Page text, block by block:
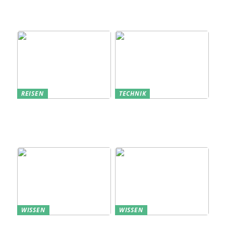
REISEN
TECHNIK
WISSEN
WISSEN